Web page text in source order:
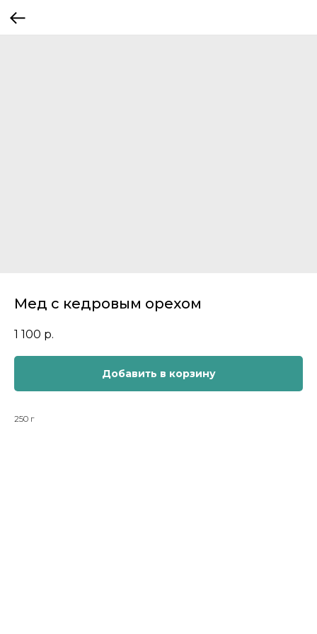
Мед с кедровым орехом
1 100 р.
Добавить в корзину
250 г